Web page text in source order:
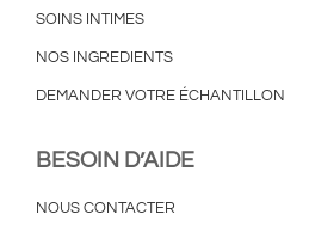
SOINS INTIMES
NOS INGREDIENTS
DEMANDER VOTRE ÉCHANTILLON
BESOIN D’AIDE
NOUS CONTACTER